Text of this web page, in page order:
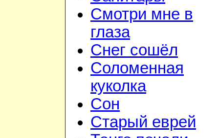
Смотри мне в
глаза
Снег сошёл
Соломенная
куколка
Сон
Старый еврей